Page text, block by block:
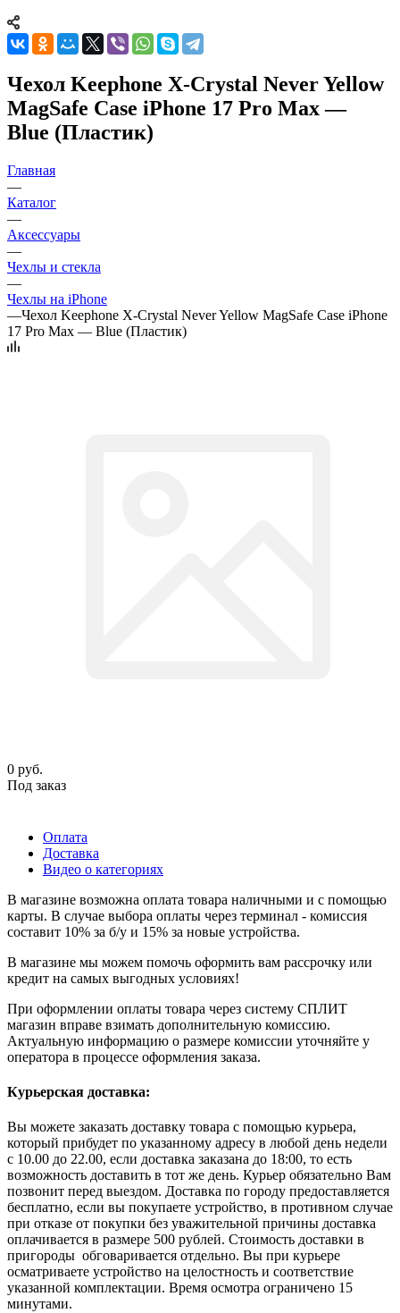
Чехол Keephone X-Crystal Never Yellow
MagSafe Case iPhone 17 Pro Max —
Blue (Пластик)
Главная
—
Каталог
—
Аксессуары
—
Чехлы и стекла
—
Чехлы на iPhone
—Чехол Keephone X-Crystal Never Yellow MagSafe Case iPhone
17 Pro Max — Blue (Пластик)
0 руб.
Под заказ
Оплата
Доставка
Видео о категориях
В магазине возможна оплата товара наличными и с помощью
карты. В случае выбора оплаты через терминал - комиссия
составит 10% за б/у и 15% за новые устройства.
В магазине мы можем помочь оформить вам рассрочку или
кредит на самых выгодных условиях!
При оформлении оплаты товара через систему СПЛИТ
магазин вправе взимать дополнительную комиссию.
Актуальную информацию о размере комиссии уточняйте у
оператора в процессе оформления заказа.
Курьерская доставка:
Вы можете заказать доставку товара с помощью курьера,
который прибудет по указанному адресу в любой день недели
с 10.00 до 22.00, если доставка заказана до 18:00, то есть
возможность доставить в тот же день. Курьер обязательно Вам
позвонит перед выездом. Доставка по городу предоставляется
бесплатно, если вы покупаете устройство, в противном случае
при отказе от покупки без уважительной причины доставка
оплачивается в размере 500 рублей. Стоимость доставки в
пригороды обговаривается отдельно. Вы при курьере
осматриваете устройство на целостность и соответствие
указанной комплектации. Время осмотра ограничено 15
минутами.